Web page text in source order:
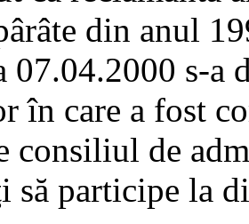
din anul
s-a
în care a fost
consiliul de
să participe la